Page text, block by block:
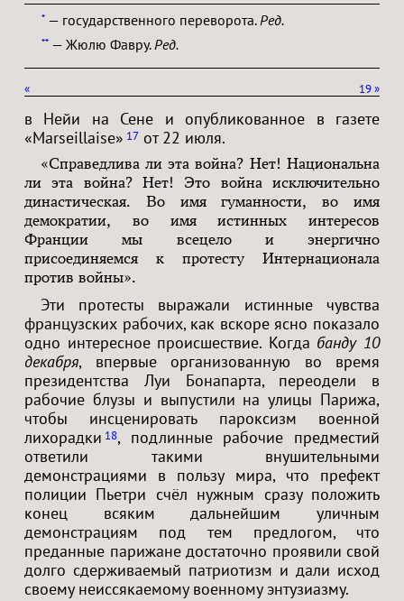
*— государственного переворота. Ред.
**— Жюлю Фавру. Ред.
« »
19
в Нейи на Сене и опубликованное в газете
«Marseillaise» 17 от 22 июля.
«Справедлива ли эта война? Нет! Национальна
ли эта война? Нет! Это война исключительно
династическая. Во имя гуманности, во имя
демократии, во имя истинных интересов
Франции мы всецело и энергично
присоединяемся к протесту Интернационала
против войны».
Эти протесты выражали истинные чувства
французских рабочих, как вскоре ясно показало
одно интересное происшествие. Когда банду 10
декабря, впервые организованную во время
президентства Луи Бонапарта, переодели в
рабочие блузы и выпустили на улицы Парижа,
чтобы инсценировать пароксизм военной
лихорадки 18, подлинные рабочие предместий
ответили такими внушительными
демонстрациями в пользу мира, что префект
полиции Пьетри счёл нужным сразу положить
конец всяким дальнейшим уличным
демонстрациям под тем предлогом, что
преданные парижане достаточно проявили свой
долго сдерживаемый патриотизм и дали исход
своему неиссякаемому военному энтузиазму.